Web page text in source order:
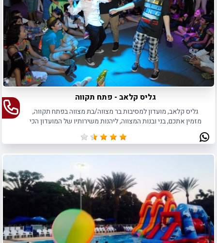
גליס קלאב - פתח תקווה
גליס קלאב, מועדון למסיבות בר מצווה/בת מצווה בפתח תקווה,
מזמין אתכם, בני ובנות המצווה, ליהנות משירותיו של המועדון הכי
טרנדי למסיבות ואירועים באזור המרכז.